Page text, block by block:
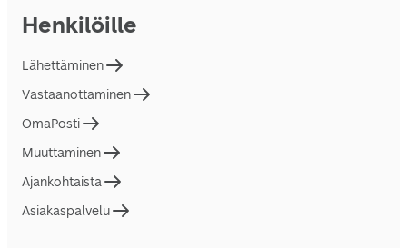
Henkilöille
Lähettäminen
Vastaanottaminen
OmaPosti
Muuttaminen
Ajankohtaista
Asiakaspalvelu